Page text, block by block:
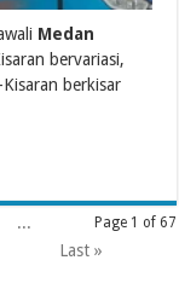
Medan
bervariasi,
-Kisaran berkisar
Page 1 of 67
...
Last »